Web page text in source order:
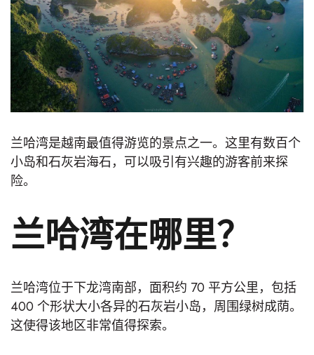
兰哈湾是越南最值得游览的景点之一。这里有数百个
小岛和石灰岩海石，可以吸引有兴趣的游客前来探
险。
兰哈湾在哪里？
兰哈湾位于下龙湾南部，面积约 70 平方公里，包括
400 个形状大小各异的石灰岩小岛，周围绿树成荫。
这使得该地区非常值得探索。